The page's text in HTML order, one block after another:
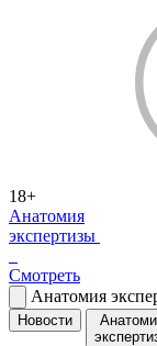
18+
Анатомия
экспертизы
Смотреть
Анатомия
Новости